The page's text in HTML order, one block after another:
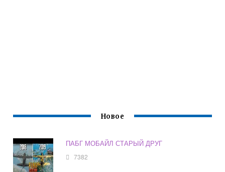
Новое
ПАБГ МОБАЙЛ СТАРЫЙ ДРУГ
7382